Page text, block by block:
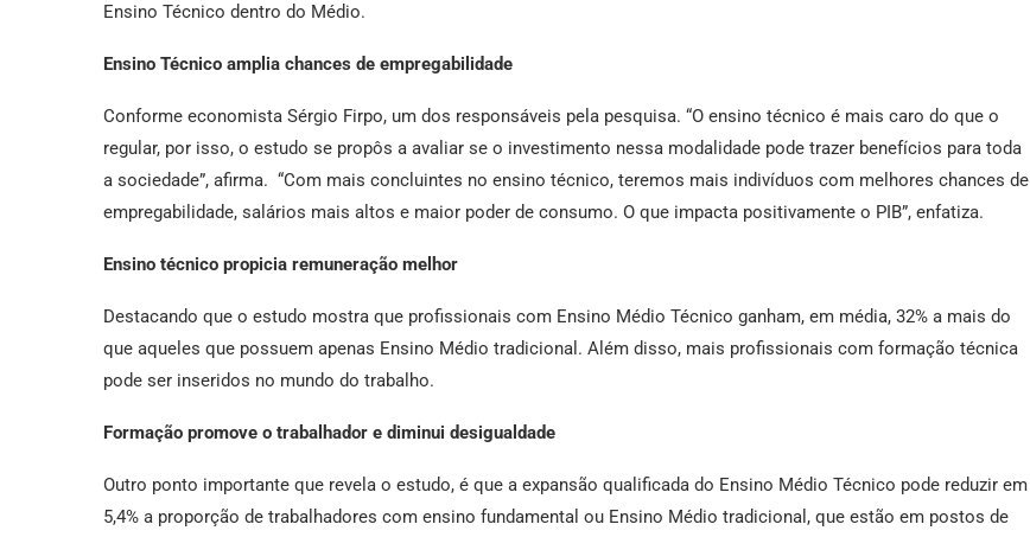
Ensino Técnico dentro do Médio.
Ensino Técnico amplia chances de empregabilidade
Conforme economista Sérgio Firpo, um dos responsáveis pela pesquisa. “O ensino técnico é mais caro do que o
regular, por isso, o estudo se propôs a avaliar se o investimento nessa modalidade pode trazer benefícios para toda
a sociedade”, afirma. “Com mais concluintes no ensino técnico, teremos mais indivíduos com melhores chances de
empregabilidade, salários mais altos e maior poder de consumo. O que impacta positivamente o PIB”, enfatiza.
Ensino técnico propicia remuneração melhor
Destacando que o estudo mostra que profissionais com Ensino Médio Técnico ganham, em média, 32% a mais do
que aqueles que possuem apenas Ensino Médio tradicional. Além disso, mais profissionais com formação técnica
pode ser inseridos no mundo do trabalho.
Formação promove o trabalhador e diminui desigualdade
Outro ponto importante que revela o estudo, é que a expansão qualificada do Ensino Médio Técnico pode reduzir em
5,4% a proporção de trabalhadores com ensino fundamental ou Ensino Médio tradicional, que estão em postos de